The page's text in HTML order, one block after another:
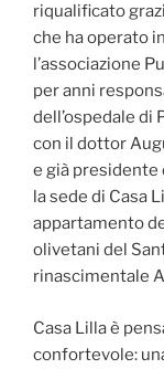
riqualificato
che ha operato
l’associazione
per anni
dell’ospedale di
con il dottor
e già presidente
la sede di Casa
appartamento
olivetani del
rinascimentale
Casa Lilla è
confortevole: